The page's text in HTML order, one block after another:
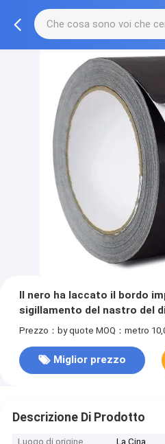
Il nero ha laccato il bordo
sigillamento del nastro del
canalizzazione di HVAC e
Prezzo：by quote MOQ：metro
Miglior prezzo
Descrizione Di Prodotto
Luogo di origine
La Cina